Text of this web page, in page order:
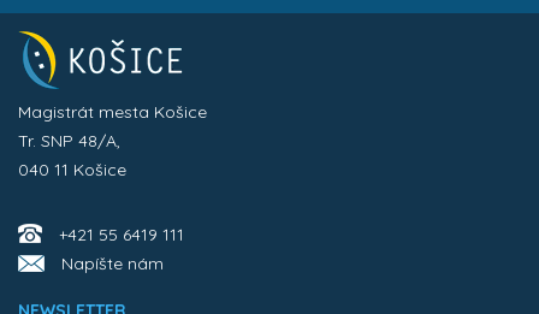
Magistrát mesta Košice
Tr. SNP 48/A,
040 11 Košice
+421 55 6419 111
Napíšte nám